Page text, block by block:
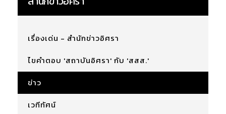
เรื่องเด่น - สำนักข่าวอิศรา
ไขคำตอบ 'สถาบันอิศรา' กับ 'สสส.'
ข่าว
เวทีทัศน์